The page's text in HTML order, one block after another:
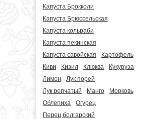
Капуста Брокколи
Капуста Брюссельская
Капуста кольраби
Капуста пекинская
Капуста савойская
Картофель
Киви
Кизил Клюква
Кукуруза
Лимон
Лук порей
Лук репчатый
Манго
Морковь
Облепиха
Огурец
Перец болгарский